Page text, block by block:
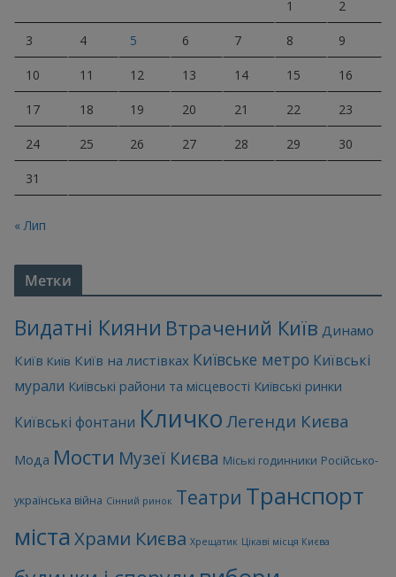
1 2
3 4 5 6 7 8 9
10 11 12 13 14 15 16
17 18 19 20 21 22 23
24 25 26 27 28 29 30
31
« Лип
Метки
Видатні Кияни Втрачений Київ Динамо
Київ Київ Київ на листівках Київське метро Київські
мурали Київські райони та місцевості Київські ринки
Київські фонтани Кличко Легенди Києва
Мода Мости Музеї Києва Міські годинники Російсько-
українська війна Сінний ринок Театри Транспорт
міста Храми Києва Хрещатик Цікаві місця Києва